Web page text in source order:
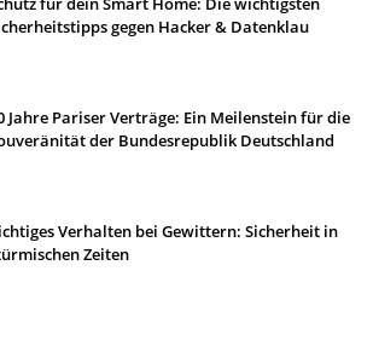
gegen Hacker & Datenklau
Jahre Pariser Verträge: Ein Meilenstein für die
der Bundesrepublik Deutschland
Verhalten bei Gewittern: Sicherheit in
Zeiten